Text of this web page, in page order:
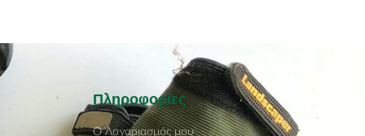
Πληροφορίες
Ο Λογαριασμός μου